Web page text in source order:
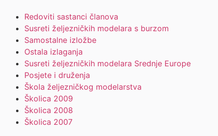
Redoviti sastanci članova
Susreti željezničkih modelara s burzom
Samostalne izložbe
Ostala izlaganja
Susreti željezničkih modelara Srednje Europe
Posjete i druženja
Škola željezničkog modelarstva
Školica 2009
Školica 2008
Školica 2007